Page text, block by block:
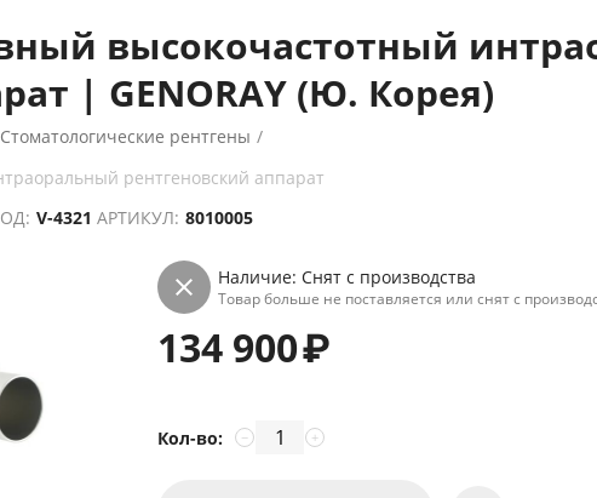
высокочастотный
| GENORAY (Ю. Корея)
Стоматологические рентгены /
рентгеновский аппарат
V-4321 АРТИКУЛ: 8010005
Наличие: Снят с производства
Товар больше не поставляется или снят с
134 900₽
Кол-во: +
−